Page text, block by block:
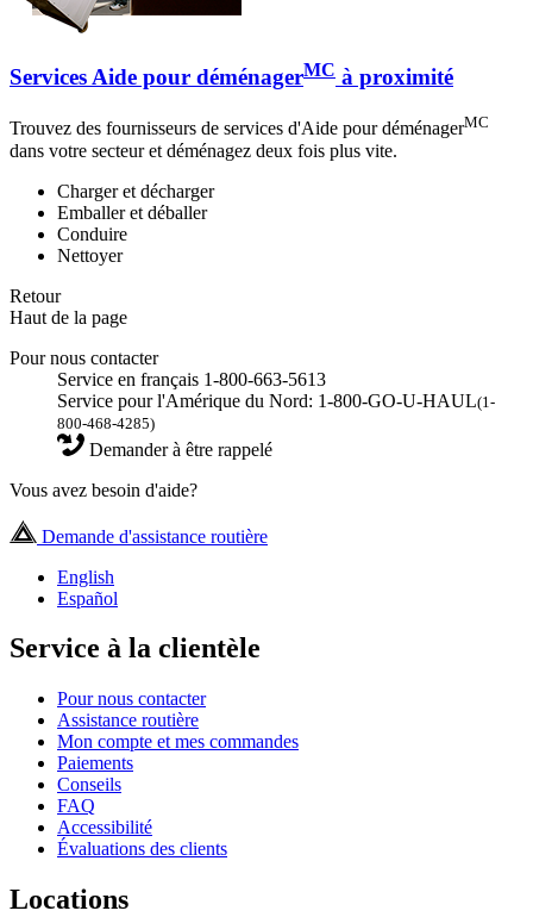
Services Aide pour déménagerMC à proximité
Trouvez des fournisseurs de services d'Aide pour déménagerMC
dans votre secteur et déménagez deux fois plus vite.
Charger et décharger
Emballer et déballer
Conduire
Nettoyer
Retour
Haut de la page
Pour nous contacter
Service en français 1-800-663-5613
Service pour l'Amérique du Nord: 1-800-GO-U-HAUL(1-
800-468-4285)
Demander à être rappelé
Vous avez besoin d'aide?
Demande d'assistance routière
English
Español
Service à la clientèle
Pour nous contacter
Assistance routière
Mon compte et mes commandes
Paiements
Conseils
FAQ
Accessibilité
Évaluations des clients
Locations